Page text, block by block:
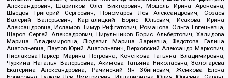
Александрович, Шарипков Олег Викторович, Мошель Ирина Ароновна,
Шведов Григорий Сергеевич, Пономарев Лев Александрович, Созаев
Валерий Валерьевич, Каргалицкий Борис Юльевич, Исакова Ирина
Александровна, Исламов Тимур Рифгатович, Романова Ольга Евгеньевна,
Щаров Сергей Алексадрович, Цирульников Борис Альбертович, Халидова
Марина Владимировна, Людевиг Марина Зариевна, Федотова Галина
Анатольевна, Паутов Юрий Анатольевич, Верховский Александр Маркович,
Пислакова-Паркер Марина Петровна, Кочеткова Татьяна Владимировна,
Чуркина Наталья Валерьевна, Акимова Татьяна Николаевна, Золотарева
Екатерина Александровна, Рачинский Ян Збигневич, Жемкова Елена